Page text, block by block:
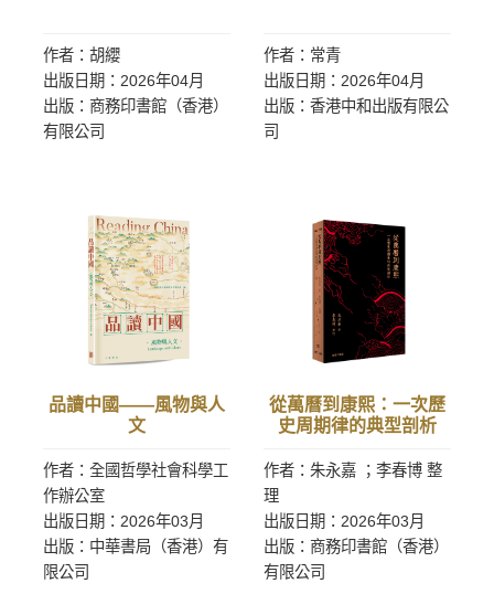
作者：胡纓
出版日期：2026年04月
出版：商務印書館（香港）
有限公司
作者：常青
出版日期：2026年04月
出版：香港中和出版有限公
司
品讀中國——風物與人
文
作者：全國哲學社會科學工
作辦公室
出版日期：2026年03月
出版：中華書局（香港）有
限公司
從萬曆到康熙：一次歷
史周期律的典型剖析
作者：朱永嘉 ；李春博 整
理
出版日期：2026年03月
出版：商務印書館（香港）
有限公司